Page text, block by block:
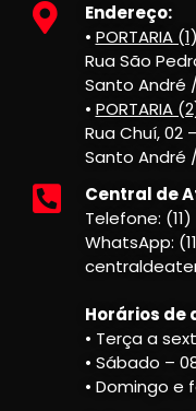
Endereço:
• PORTARIA
Rua São
Santo André /
• PORTARIA
Rua Chuí, 02
Santo André /
Central de
Telefone:
WhatsApp:
Horários de
• Terça a
• Sábado –
• Domingo e